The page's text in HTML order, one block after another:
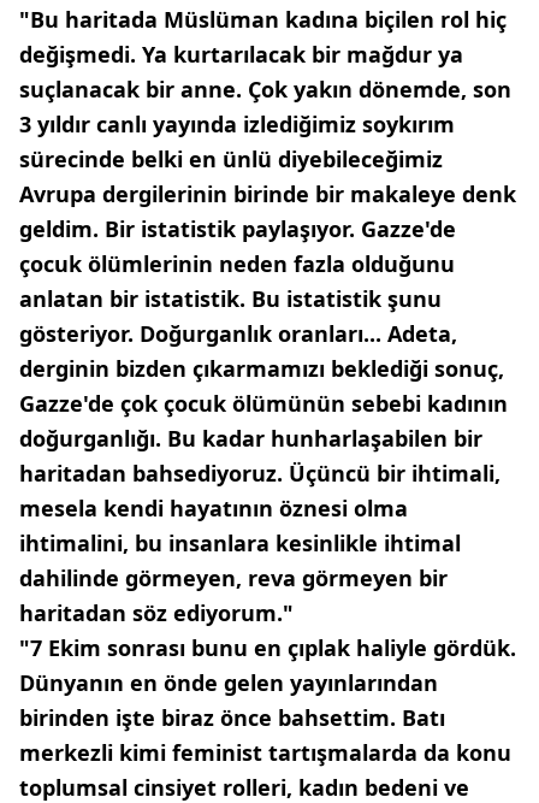
"Bu haritada Müslüman kadına biçilen rol hiç
değişmedi. Ya kurtarılacak bir mağdur ya
suçlanacak bir anne. Çok yakın dönemde, son
3 yıldır canlı yayında izlediğimiz soykırım
sürecinde belki en ünlü diyebileceğimiz
Avrupa dergilerinin birinde bir makaleye denk
geldim. Bir istatistik paylaşıyor. Gazze'de
çocuk ölümlerinin neden fazla olduğunu
anlatan bir istatistik. Bu istatistik şunu
gösteriyor. Doğurganlık oranları... Adeta,
derginin bizden çıkarmamızı beklediği sonuç,
Gazze'de çok çocuk ölümünün sebebi kadının
doğurganlığı. Bu kadar hunharlaşabilen bir
haritadan bahsediyoruz. Üçüncü bir ihtimali,
mesela kendi hayatının öznesi olma
ihtimalini, bu insanlara kesinlikle ihtimal
dahilinde görmeyen, reva görmeyen bir
haritadan söz ediyorum."
"7 Ekim sonrası bunu en çıplak haliyle gördük.
Dünyanın en önde gelen yayınlarından
birinden işte biraz önce bahsettim. Batı
merkezli kimi feminist tartışmalarda da konu
toplumsal cinsiyet rolleri, kadın bedeni ve